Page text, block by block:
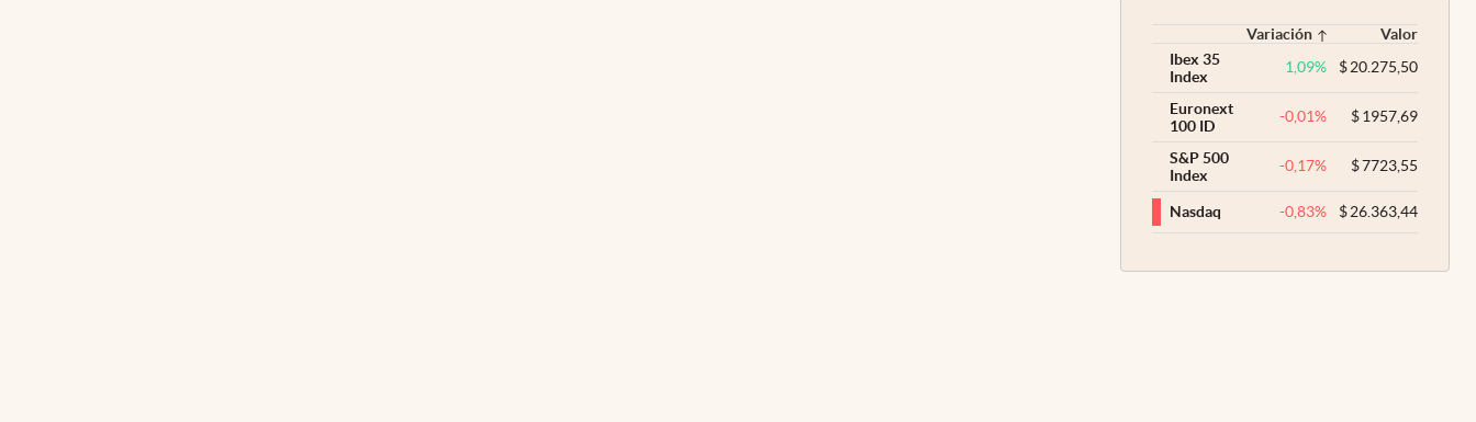
Variación
Valor
Ibex 35
Index
1,09% $20.275,50
Euronext
100 ID
-0,01% $1957,69
S&P 500
Index
-0,17% $7723,55
Nasdaq -0,83% $26.363,44